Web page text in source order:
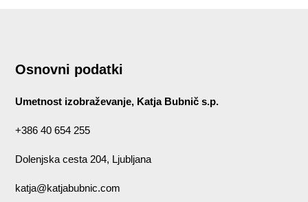
Osnovni podatki
Umetnost izobraževanje, Katja Bubnič s.p.
+386 40 654 255
Dolenjska cesta 204, Ljubljana
katja@katjabubnic.com